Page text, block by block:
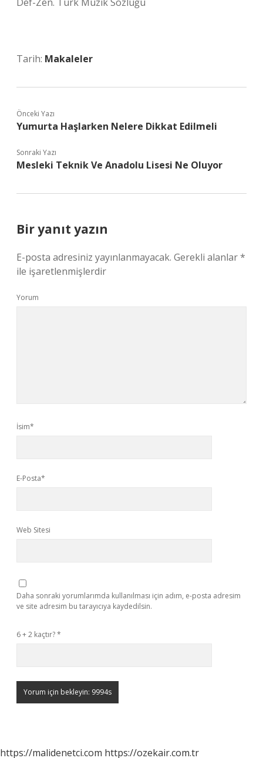
Tarih: Makaleler
Önceki Yazı
Yumurta Haşlarken Nelere Dikkat Edilmeli
Sonraki Yazı
Mesleki Teknik Ve Anadolu Lisesi Ne Oluyor
Bir yanıt yazın
E-posta adresiniz yayınlanmayacak. Gerekli alanlar*
ile işaretlenmişlerdir
Yorum
İsim*
E-Posta*
Web Sitesi
Daha sonraki yorumlarımda kullanılması için adım, e-posta adresim
ve site adresim bu tarayıcıya kaydedilsin.
6 + 2 kaçtır?*
https://malidenetci.com https://ozekair.com.tr